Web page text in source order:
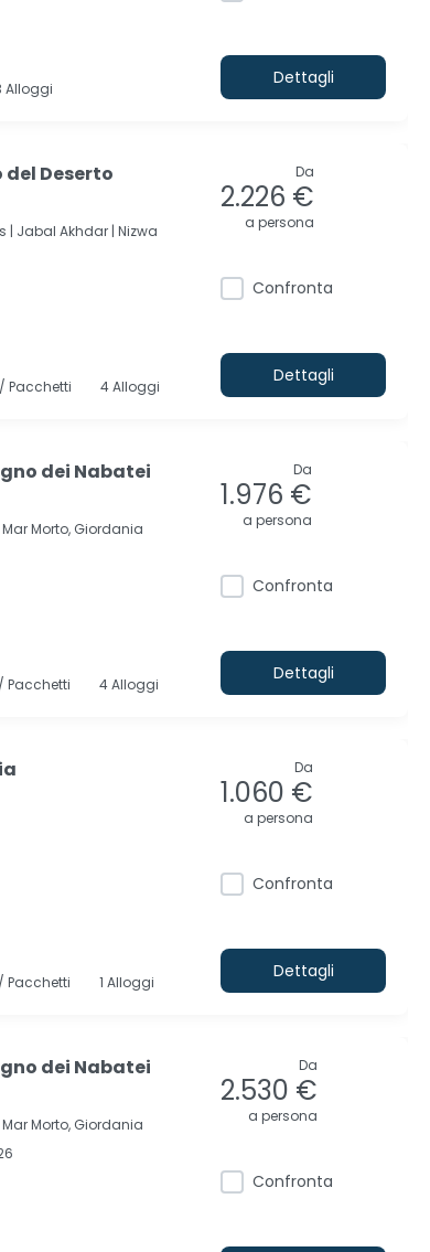
Alloggi
Dettagli
del Deserto
| Jabal Akhdar | Nizwa
Pacchetti 4 Alloggi
Da
2.226 €
a persona
Confronta
Dettagli
dei Nabatei
Mar Morto, Giordania
Pacchetti 4 Alloggi
Da
1.976 €
a persona
Confronta
Dettagli
Pacchetti 1 Alloggi
Da
1.060 €
a persona
Confronta
Dettagli
dei Nabatei
Mar Morto, Giordania
Da
2.530 €
a persona
Confronta